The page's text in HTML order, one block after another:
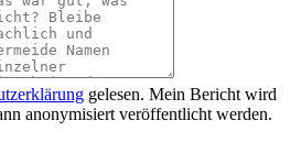
gelesen. Mein Bericht wird
anonymisiert veröffentlicht werden.